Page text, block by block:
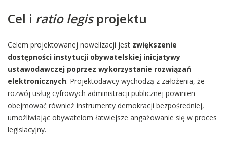
Cel i ratio legisprojektu
Celem projektowanej nowelizacji jest zwiększenie
dostępności instytucji obywatelskiej inicjatywy
ustawodawczej poprzez wykorzystanie rozwiązań
elektronicznych. Projektodawcy wychodzą z założenia, że
rozwój usług cyfrowych administracji publicznej powinien
obejmować również instrumenty demokracji bezpośredniej,
umożliwiając obywatelom łatwiejsze angażowanie się w proces
legislacyjny.